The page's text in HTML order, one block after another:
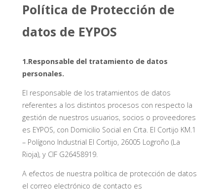
Política de Protección de
datos de EYPOS
1.Responsable del tratamiento de datos
personales.
El responsable de los tratamientos de datos
referentes a los distintos procesos con respecto la
gestión de nuestros usuarios, socios o proveedores
es EYPOS, con Domicilio Social en Crta. El Cortijo KM.1
– Polígono Industrial El Cortijo, 26005 Logroño (La
Rioja), y CIF G26458919.
A efectos de nuestra política de protección de datos
el correo electrónico de contacto es